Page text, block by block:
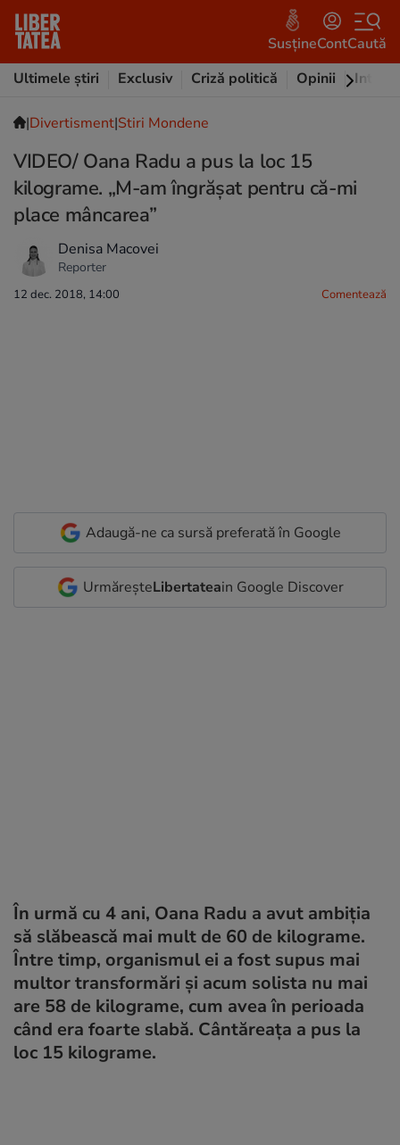
SusțineContCaută
Ultimele știri
Exclusiv Criză politică Opinii
|Divertisment|Stiri Mondene
VIDEO/ Oana Radu a pus la loc 15
kilograme. „M-am îngrășat pentru că-mi
place mâncarea”
Denisa Macovei
Reporter
12 dec. 2018, 14:00 Comentează
Adaugă-ne ca sursă preferată în Google
UrmăreșteLibertateain Google Discover
În urmă cu 4 ani, Oana Radu a avut ambiția
să slăbească mai mult de 60 de kilograme.
Între timp, organismul ei a fost supus mai
multor transformări și acum solista nu mai
are 58 de kilograme, cum avea în perioada
când era foarte slabă. Cântăreața a pus la
loc 15 kilograme.